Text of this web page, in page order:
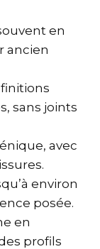
en
ancien
sans joints
avec
environ
posée.
en
profils